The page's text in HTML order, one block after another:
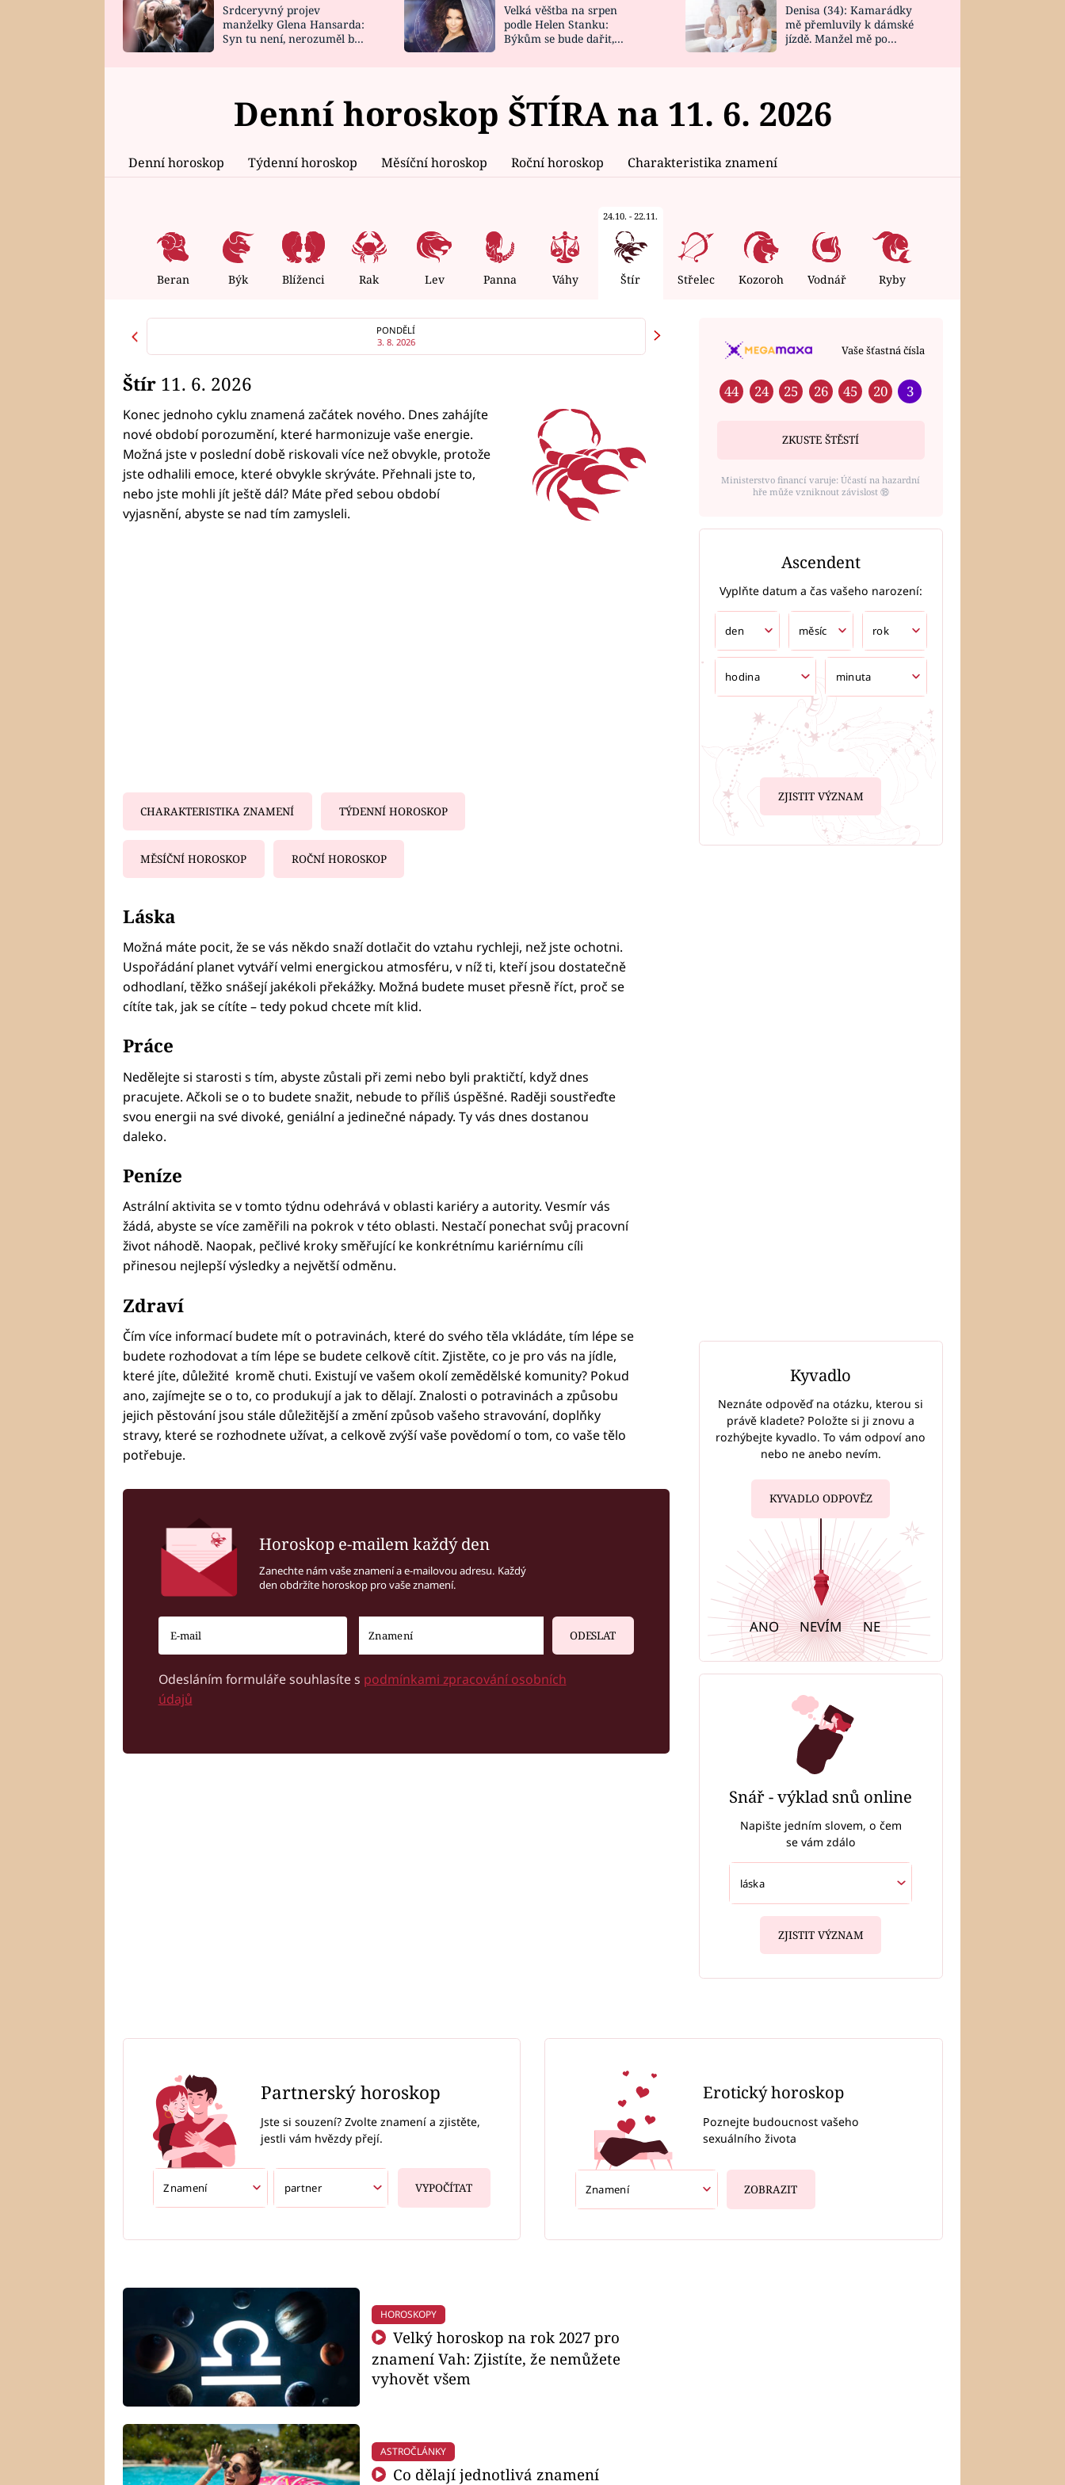
HOROSKOP NA
CELEBRITY
VAŘENÍ
NOVINKY
VIDEORECEPTY
DESIGN
Srdceryvný projev
manželky Glena Hansarda:
Syn tu není, nerozuměl by
Velká věštba na srpen
podle Helen Stanku:
Býkům se bude dařit,
Denisa (34): Kamarádky
mě přemluvily k dámské
jízdě. Manžel mě po
Denní horoskop ŠTÍRA na 11. 6. 2026
Denní horoskop Týdenní horoskop Měsíční horoskop Roční horoskop Charakteristika znamení
Beran Býk Blíženci Rak Lev Panna Váhy
24.10. - 22.11.
Štír Střelec Kozoroh Vodnář Ryby
PONDĚLÍ
3. 8. 2026
Štír 11. 6. 2026
Konec jednoho cyklu znamená začátek nového. Dnes zahájíte
nové období porozumění, které harmonizuje vaše energie.
Možná jste v poslední době riskovali více než obvykle, protože
jste odhalili emoce, které obvykle skrýváte. Přehnali jste to,
nebo jste mohli jít ještě dál? Máte před sebou období
vyjasnění, abyste se nad tím zamysleli.
CHARAKTERISTIKA ZNAMENÍ TÝDENNÍ HOROSKOP
MĚSÍČNÍ HOROSKOP ROČNÍ HOROSKOP
Láska
Možná máte pocit, že se vás někdo snaží dotlačit do vztahu rychleji, než jste ochotni.
Uspořádání planet vytváří velmi energickou atmosféru, v níž ti, kteří jsou dostatečně
odhodlaní, těžko snášejí jakékoli překážky. Možná budete muset přesně říct, proč se
cítíte tak, jak se cítíte – tedy pokud chcete mít klid.
Práce
Nedělejte si starosti s tím, abyste zůstali při zemi nebo byli praktičtí, když dnes
pracujete. Ačkoli se o to budete snažit, nebude to příliš úspěšné. Raději soustřeďte
svou energii na své divoké, geniální a jedinečné nápady. Ty vás dnes dostanou
daleko.
Peníze
Astrální aktivita se v tomto týdnu odehrává v oblasti kariéry a autority. Vesmír vás
žádá, abyste se více zaměřili na pokrok v této oblasti. Nestačí ponechat svůj pracovní
život náhodě. Naopak, pečlivé kroky směřující ke konkrétnímu kariérnímu cíli
přinesou nejlepší výsledky a největší odměnu.
Zdraví
Čím více informací budete mít o potravinách, které do svého těla vkládáte, tím lépe se
budete rozhodovat a tím lépe se budete celkově cítit. Zjistěte, co je pro vás na jídle,
které jíte, důležité kromě chuti. Existují ve vašem okolí zemědělské komunity? Pokud
ano, zajímejte se o to, co produkují a jak to dělají. Znalosti o potravinách a způsobu
jejich pěstování jsou stále důležitější a změní způsob vašeho stravování, doplňky
stravy, které se rozhodnete užívat, a celkově zvýší vaše povědomí o tom, co vaše tělo
potřebuje.
Horoskop e-mailem každý den
Zanechte nám vaše znamení a e-mailovou adresu. Každý
den obdržíte horoskop pro vaše znamení.
ODESLAT
Odesláním formuláře souhlasíte s podmínkami zpracování osobních
údajů
Vaše šťastná čísla
44 24 25 26 45 20 3
ZKUSTE ŠTĚSTÍ
Ministerstvo financí varuje: Účastí na hazardní
hře může vzniknout závislost ⑱
Ascendent
Vyplňte datum a čas vašeho narození:
ZJISTIT VÝZNAM
Kyvadlo
Neznáte odpověď na otázku, kterou si
právě kladete? Položte si ji znovu a
rozhýbejte kyvadlo. To vám odpoví ano
nebo ne anebo nevím.
KYVADLO ODPOVĚZ
ANO NEVÍM NE
Snář - výklad snů online
Napište jedním slovem, o čem
se vám zdálo
ZJISTIT VÝZNAM
Partnerský horoskop
Jste si souzení? Zvolte znamení a zjistěte,
jestli vám hvězdy přejí.
VYPOČÍTAT
Erotický horoskop
Poznejte budoucnost vašeho
sexuálního života
ZOBRAZIT
HOROSKOPY
Velký horoskop na rok 2027 pro
znamení Vah: Zjistíte, že nemůžete
vyhovět všem
ASTROČLÁNKY
Co dělají jednotlivá znamení